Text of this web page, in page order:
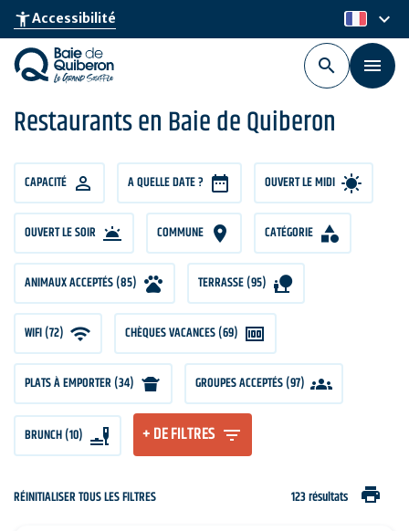
Aller
au
contenu
principal
accessibility_newAccessibilité fr
keyboard_arrow_down
Restaurants en Baie de Quiberon
CAPACITÉ
CAPACITÉ A QUELLE DATE ? OUVERT LE MIDI
OUVERT LE SOIR COMMUNE CATÉGORIE
ANIMAUX ACCEPTÉS (85) TERRASSE (95)
WIFI (72) CHÈQUES VACANCES (69)
PLATS À EMPORTER (34) GROUPES ACCEPTÉS (97)
BRUNCH (10) + DE FILTRES
RÉINITIALISER TOUS LES FILTRES 123 résultats print